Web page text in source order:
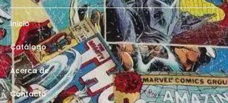
Inicio
Catálogo
Acerca de
Contacto